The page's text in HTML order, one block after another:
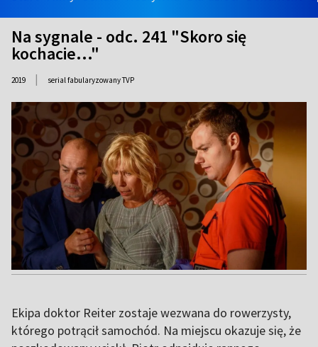
Na sygnale - odc. 241 "Skoro się
kochacie..."
2019 | serial fabularyzowany TVP
Ekipa doktor Reiter zostaje wezwana do rowerzysty,
którego potrącił samochód. Na miejscu okazuje się, że